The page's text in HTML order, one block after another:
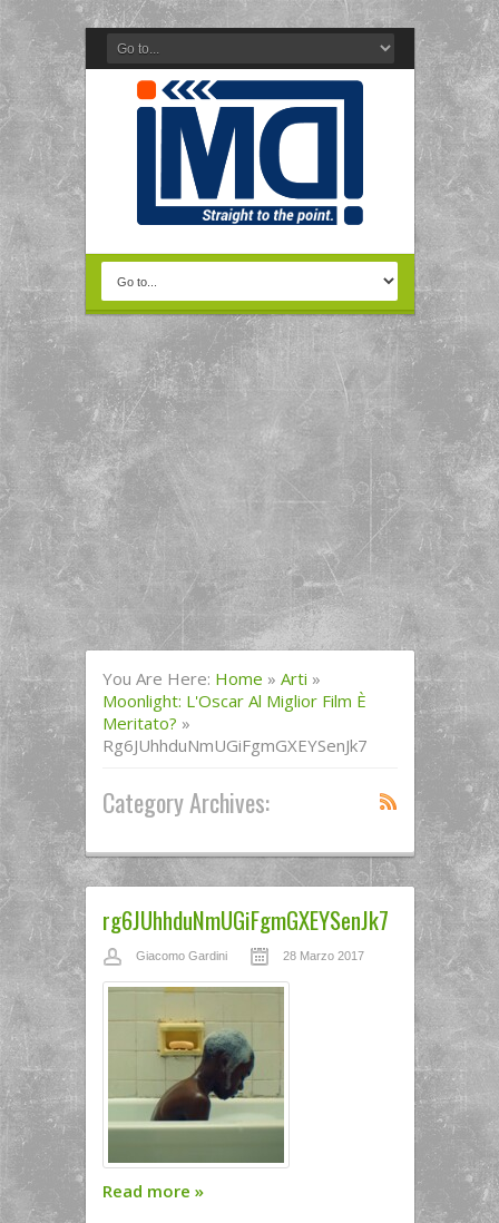
You Are Here: Home » Arti »
Moonlight: L'Oscar Al Miglior Film È
Meritato? »
Rg6JUhhduNmUGiFgmGXEYSenJk7
Category Archives:
rg6JUhhduNmUGiFgmGXEYSenJk7
Giacomo Gardini 28 Marzo 2017
Read more »